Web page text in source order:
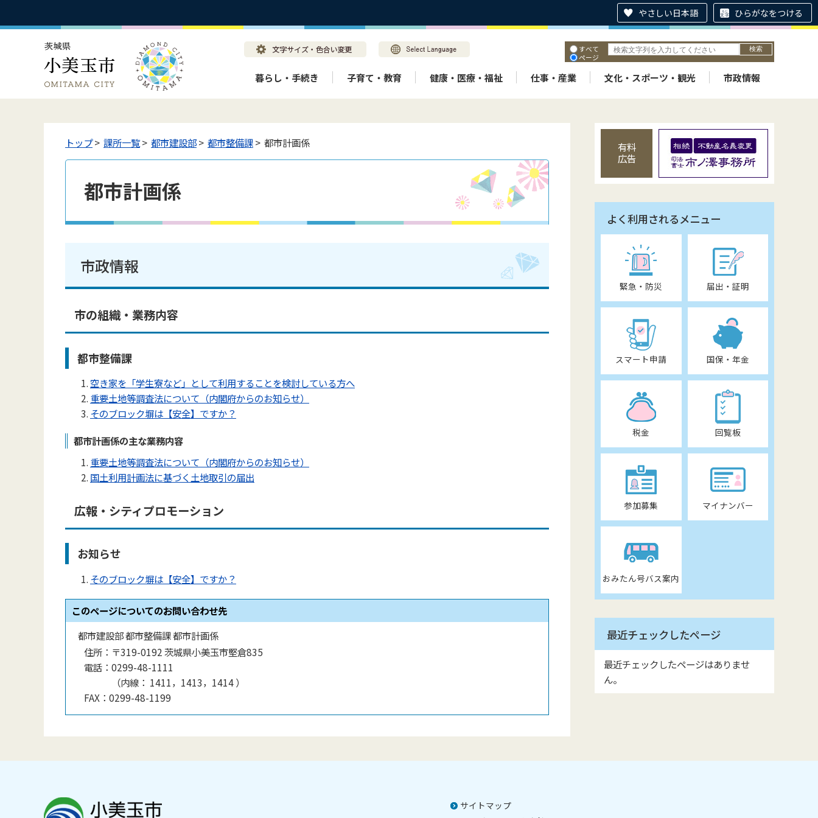
やさしい日本語 ひらがなをつける
すべて
ページ
暮らし・手続き 子育て・教育 健康・医療・福祉 仕事・産業 文化・スポーツ・観光 市政情報
トップ> 課所一覧> 都市建設部> 都市整備課> 都市計画係
都市計画係
市政情報
市の組織・業務内容
都市整備課
空き家を「学生寮など」として利用することを検討している方へ
重要土地等調査法について（内閣府からのお知らせ）
そのブロック塀は【安全】ですか？
都市計画係の主な業務内容
重要土地等調査法について（内閣府からのお知らせ）
国土利用計画法に基づく土地取引の届出
広報・シティプロモーション
お知らせ
そのブロック塀は【安全】ですか？
このページについてのお問い合わせ先
都市建設部 都市整備課 都市計画係
住所： 〒319-0192 茨城県小美玉市堅倉835
電話： 0299-48-1111
（内線 ： 1411，1413，1414）
FAX： 0299-48-1199
有料
広告
よく利用されるメニュー
緊急・防災 届出・証明
スマート申請 国保・年金
税金 回覧板
参加募集 マイナンバー
おみたん号バス案内
最近チェックしたページ
最近チェックしたページはありませ
ん。
サイトマップ